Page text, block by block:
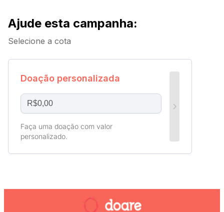
Ajude esta campanha:
Selecione a cota
Doação personalizada
Faça uma doação com valor
personalizado.